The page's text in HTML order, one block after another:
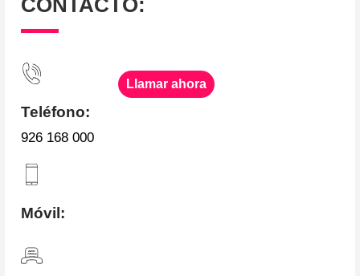
CONTACTO:
Teléfono:
926 168 000
Llamar ahora
Móvil: